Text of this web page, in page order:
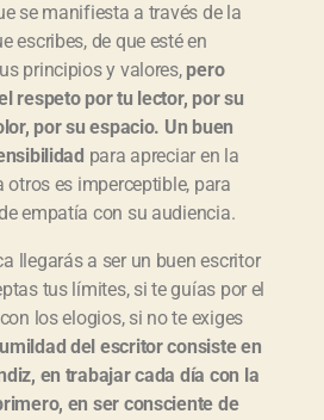
se manifiesta a través de la
escribes, de que esté en
principios y valores, pero
respeto por tu lector, por su
por su espacio. Un buen
para apreciar en la
otros es imperceptible, para
empatía con su audiencia.
llegarás a ser un buen escritor
tus límites, si te guías por el
los elogios, si no te exiges
del escritor consiste en
en trabajar cada día con la
en ser consciente de